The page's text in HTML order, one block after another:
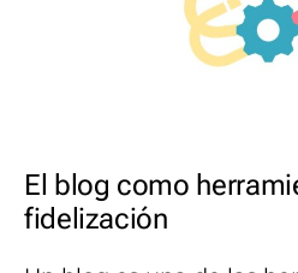
El blog como
fidelización